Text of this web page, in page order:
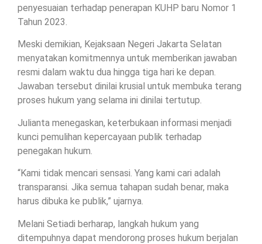
penyesuaian terhadap penerapan KUHP baru Nomor 1
Tahun 2023.
Meski demikian, Kejaksaan Negeri Jakarta Selatan
menyatakan komitmennya untuk memberikan jawaban
resmi dalam waktu dua hingga tiga hari ke depan.
Jawaban tersebut dinilai krusial untuk membuka terang
proses hukum yang selama ini dinilai tertutup.
Julianta menegaskan, keterbukaan informasi menjadi
kunci pemulihan kepercayaan publik terhadap
penegakan hukum.
“Kami tidak mencari sensasi. Yang kami cari adalah
transparansi. Jika semua tahapan sudah benar, maka
harus dibuka ke publik,” ujarnya.
Melani Setiadi berharap, langkah hukum yang
ditempuhnya dapat mendorong proses hukum berjalan